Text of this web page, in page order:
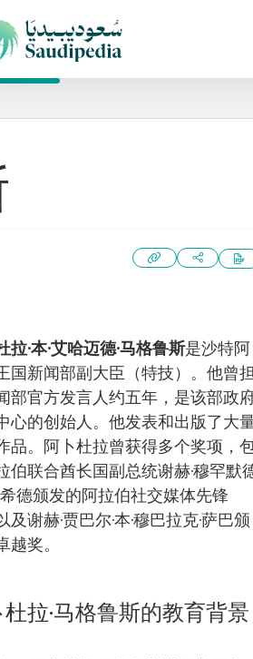
拉·本·艾哈迈德·马格鲁斯是沙特阿
国新闻部副大臣（特技）。他曾
部官方发言人约五年，是该部政
心的创始人。他发表和出版了大
品。阿卜杜拉曾获得多个奖项，
伯联合酋长国副总统谢赫·穆罕默
希德颁发的阿拉伯社交媒体先锋
及谢赫·贾巴尔·本·穆巴拉克·萨巴颁
越奖。
杜拉·马格鲁斯的教育背景